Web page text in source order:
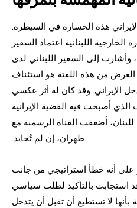
هذه الخسارة في السيطرة.
اللبنانية اعتماد السفير
وأشارت إلى السفير اللبناني لدى
من هذه اللفتة هو استئناف
الإيراني. وقد كان له أثر عكسي
أصبحت فيه القضية الإيرانية
أضعفت القناة الرسمية مع
طهران، إن لم تُحايد.
على أنه خطأ استراتيجي من جانب
استجابت بالتأكيد لطلب سياسي
بأنها لا تستطيع أن تقبل أن يتدخل